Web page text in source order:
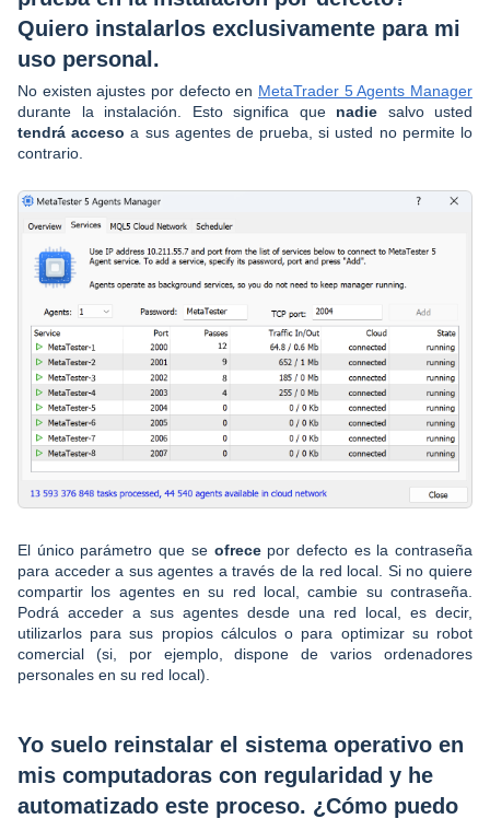
Quiero instalarlos exclusivamente para mi
uso personal.
No existen ajustes por defecto en MetaTrader 5 Agents Manager
durante la instalación. Esto significa que nadie salvo usted
tendrá acceso a sus agentes de prueba, si usted no permite lo
contrario.
El único parámetro que se ofrecepor defecto es la contraseña
para acceder a sus agentes a través de la red local. Si no quiere
compartir los agentes en su red local, cambie su contraseña.
Podrá acceder a sus agentes desde una red local, es decir,
utilizarlos para sus propios cálculos o para optimizar su robot
comercial (si, por ejemplo, dispone de varios ordenadores
personales en su red local).
Yo suelo reinstalar el sistema operativo en
mis computadoras con regularidad y he
automatizado este proceso. ¿Cómo puedo